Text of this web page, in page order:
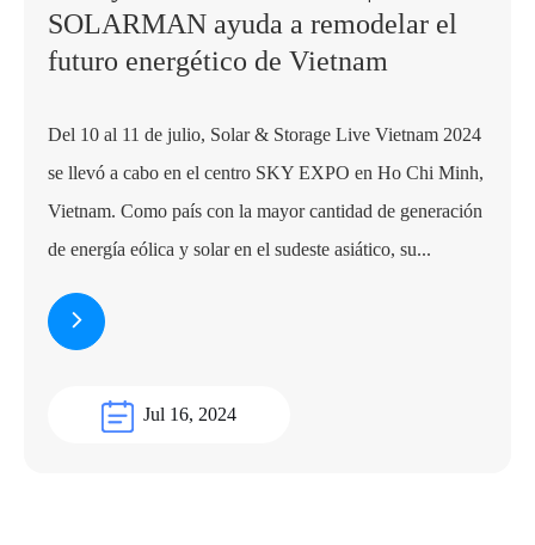
SOLARMAN ayuda a remodelar el
futuro energético de Vietnam
Del 10 al 11 de julio, Solar & Storage Live Vietnam 2024
se llevó a cabo en el centro SKY EXPO en Ho Chi Minh,
Vietnam. Como país con la mayor cantidad de generación
de energía eólica y solar en el sudeste asiático, su...
Jul 16, 2024